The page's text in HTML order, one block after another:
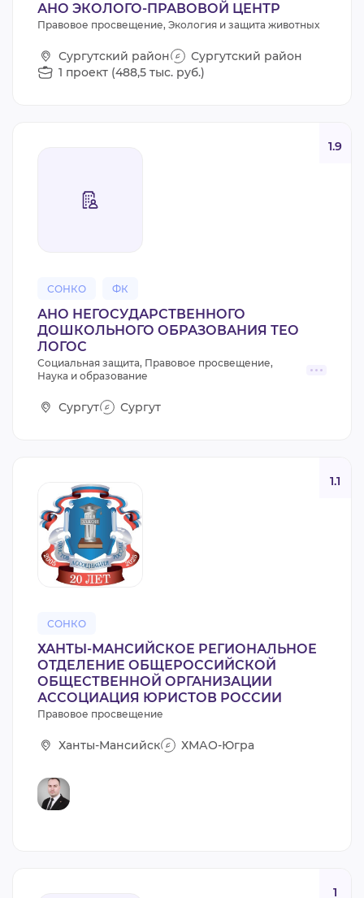
АНО ЭКОЛОГО-ПРАВОВОЙ ЦЕНТР
Правовое просвещение, Экология и защита животных
Сургутский район
Сургутский район
1 проект (488,5 тыс. руб.)
СОНКО ФК
1.9
АНО НЕГОСУДАРСТВЕННОГО
ДОШКОЛЬНОГО ОБРАЗОВАНИЯ ТЕО
ЛОГОС
Социальная защита, Правовое просвещение,
Наука и образование
Сургут Сургут
СОНКО
1.1
ХАНТЫ-МАНСИЙСКОЕ РЕГИОНАЛЬНОЕ
ОТДЕЛЕНИЕ ОБЩЕРОССИЙСКОЙ
ОБЩЕСТВЕННОЙ ОРГАНИЗАЦИИ
АССОЦИАЦИЯ ЮРИСТОВ РОССИИ
Правовое просвещение
Ханты-Мансийск ХМАО-Югра
1